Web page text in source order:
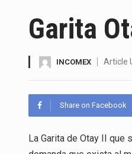
Garita
INCOMEX Article
Share on Facebook
La Garita de Otay II que